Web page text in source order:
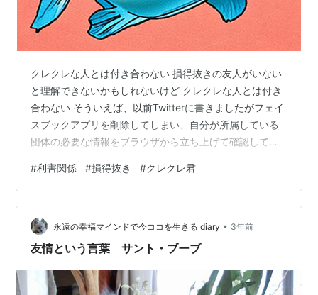
クレクレな人とは付き合わない 損得抜きの友人がいない
と理解できないかもしれないけど クレクレな人とは付き
合わない そういえば、以前Twitterに書きましたがフェイ
スブックアプリを削除してしまい、自分が所属している
団体の必要な情報をブラウザから立ち上げて確認してい
した。 理由は次の通りです。 リンク 「◯◯◯講演が
あるので、来てください」または「◯◯◯ライブがあ
るので、ぜひお越しください」 キテキテキテキテと繰り
返し、買って買って買ってと言ってくるだけで、一方的
にメッセージを送ってくる人もいます。 ここに引用の
#利害関係 #損得抜き #クレクレ君
永遠の幸福マインドで今ココを生きる diary • 3年前
友情という言葉 サント・ブーブ